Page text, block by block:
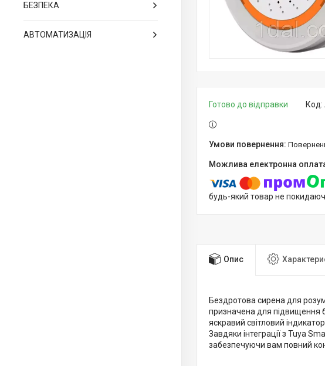
БЕЗПЕКА
АВТОМАТИЗАЦІЯ
Готово до відправки Код:
будь-який товар не
Опис
Бездротова сирена для
призначена для підвищення
яскравий світловий
Завдяки інтеграції з Tuya
забезпечуючи вам повний